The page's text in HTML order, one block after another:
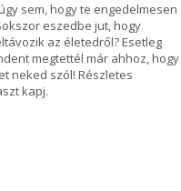
sem, hogy te engedelmesen
eszedbe jut, hogy
az életedről? Esetleg
megtettél már ahhoz, hogy
neked szól! Részletes
kapj.